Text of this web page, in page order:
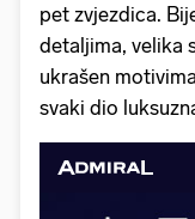
pet zvjezdica.
detaljima, velika
ukrašen
svaki dio